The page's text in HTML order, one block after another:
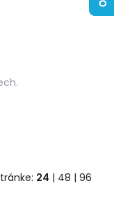
24 | 48 | 96